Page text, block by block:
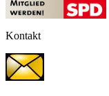
Kontakt